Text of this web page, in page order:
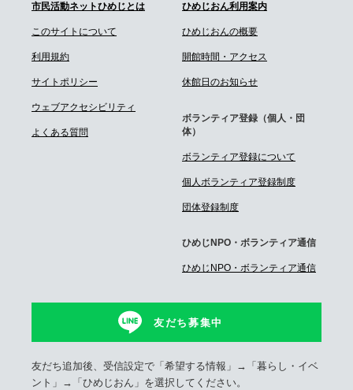
市民活動ネットひめじとは
このサイトについて
利用規約
サイトポリシー
ウェブアクセシビリティ
よくある質問
ひめじおん利用案内
ひめじおんの概要
開館時間・アクセス
休館日のお知らせ
ボランティア登録（個人・団
体）
ボランティア登録について
個人ボランティア登録制度
団体登録制度
ひめじNPO・ボランティア通信
ひめじNPO・ボランティア通信
友だち募集中
友だち追加後、受信設定で「希望する情報」→「暮らし・イベ
ント」→「ひめじおん」を選択してください。